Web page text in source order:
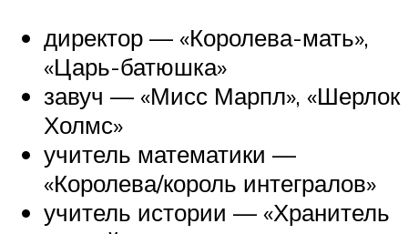
директор — «Королева-мать»,
«Царь-батюшка»
завуч — «Мисс Марпл», «Шерлок
Холмс»
учитель математики —
«Королева/король интегралов»
учитель истории — «Хранитель